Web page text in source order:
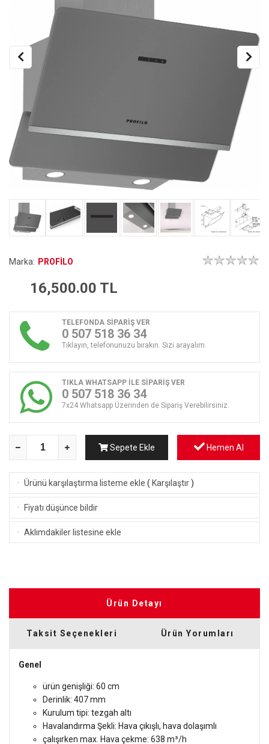
Marka: PROFİLO
16,500.00 TL
TELEFONDA SİPARİŞ VER
0 507 518 36 34
Tıklayın, telefonunuzu bırakın. Sizi arayalım.
TIKLA WHATSAPP İLE SİPARİŞ VER
0 507 518 36 34
7x24 Whatsapp Üzerinden de Sipariş Verebilirsiniz.
Sepete Ekle Hemen Al
· Ürünü karşılaştırma listeme ekle ( Karşılaştır)
· Fiyatı düşünce bildir
· Aklımdakiler listesine ekle
Ürün Detayı
Taksit Seçenekleri Ürün Yorumları
Genel
ürün genişliği: 60 cm
Derinlik: 407 mm
Kurulum tipi: tezgah altı
Havalandırma Şekli: Hava çıkışlı, hava dolaşımlı
çalışırken max. Hava çekme: 638 m³/h